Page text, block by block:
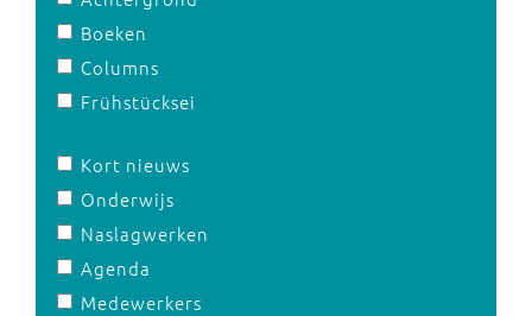
Boeken
Columns
Frühstücksei
Kort nieuws
Onderwijs
Naslagwerken
Agenda
Medewerkers